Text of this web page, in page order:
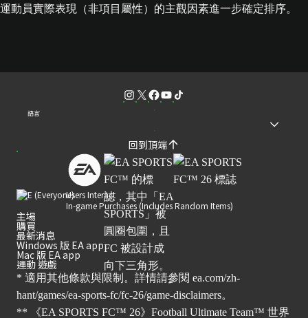
運動員實際表現（非項目屬性）的主觀因素進一步確定排序。
語言
回到頂端
Users Interact
In-game Purchases (Includes Random Items)
主場
購買
最新消息
Windows 版 EA app
Mac 版 EA app
運動 遊戲
* 適用其他條款與限制。詳情請參閱 ea.com/zh-
hant/games/ea-sports-fc/fc-26/game-disclaimers。
** 《EA SPORTS FC™ 26》Football Ultimate Team™ 世界